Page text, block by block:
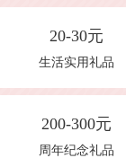
20-30元
生活实用礼品
200-300元
周年纪念礼品